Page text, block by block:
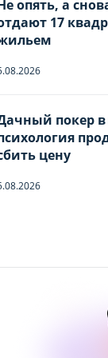
опять, а
17
покер в
цену
Сайт
cookie
,
Сайт
cookie
,